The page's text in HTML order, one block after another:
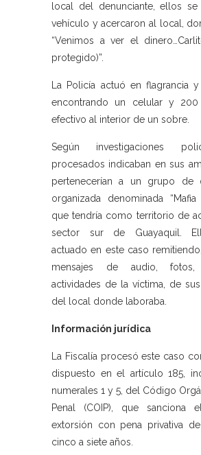
local del denunciante, ellos
vehículo y acercaron al local,
“Venimos a ver el
protegido)”.
La Policía actuó en flagrancia
encontrando un celular y
efectivo al interior de un sobre.
Según investigaciones
procesados indicaban en sus
pertenecerían a un grupo de
organizada denominada
que tendría como territorio de
sector sur de Guayaquil.
actuado en este caso
mensajes de audio,
actividades de la víctima, de
del local donde laboraba.
Información jurídica
La Fiscalía procesó este caso
dispuesto en el artículo 185,
numerales 1 y 5, del Código
Penal (COIP), que sanciona
extorsión con pena privativa
cinco a siete años.